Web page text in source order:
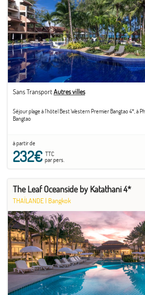
Sans TransportAutres villes
Séjour plage à l'hôtel Best Western Premier Bangtao 4*, à
Bangtao
à partir de
232€TTC
par pers.
The Leaf Oceanside by Katathani 4*
THAÏLANDE | Bangkok